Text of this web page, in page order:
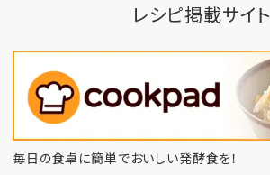
レシピ掲載サイト
毎日の食卓に簡単でおいしい発酵食を！